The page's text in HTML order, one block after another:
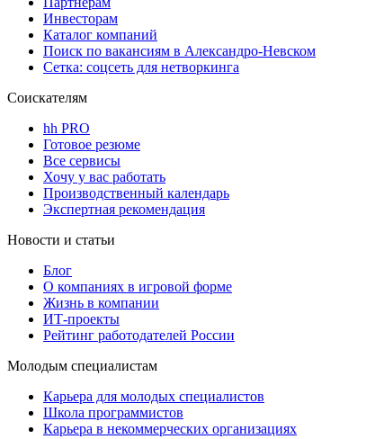
Инвесторам
Каталог компаний
Поиск по вакансиям в Александро-Невском
Сетка: соцсеть для нетворкинга
Соискателям
hh PRO
Готовое резюме
Все сервисы
Хочу у вас работать
Производственный календарь
Экспертная рекомендация
Новости и статьи
Блог
О компаниях в игровой форме
Жизнь в компании
ИТ-проекты
Рейтинг работодателей России
Молодым специалистам
Карьера для молодых специалистов
Школа программистов
Карьера в некоммерческих организациях